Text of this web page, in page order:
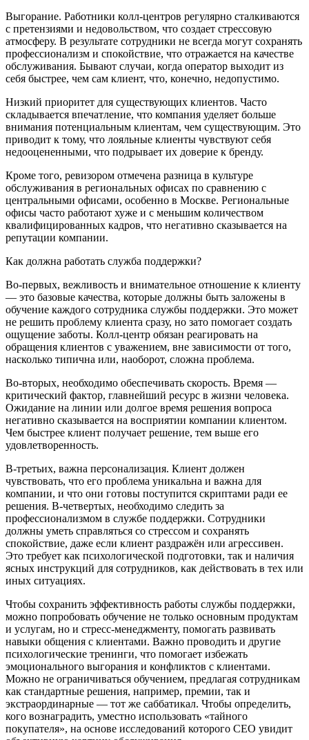
Выгорание. Работники колл-центров регулярно сталкиваются
с претензиями и недовольством, что создает стрессовую
атмосферу. В результате сотрудники не всегда могут сохранять
профессионализм и спокойствие, что отражается на качестве
обслуживания. Бывают случаи, когда оператор выходит из
себя быстрее, чем сам клиент, что, конечно, недопустимо.
Низкий приоритет для существующих клиентов. Часто
складывается впечатление, что компания уделяет больше
внимания потенциальным клиентам, чем существующим. Это
приводит к тому, что лояльные клиенты чувствуют себя
недооцененными, что подрывает их доверие к бренду.
Кроме того, ревизором отмечена разница в культуре
обслуживания в региональных офисах по сравнению с
центральными офисами, особенно в Москве. Региональные
офисы часто работают хуже и с меньшим количеством
квалифицированных кадров, что негативно сказывается на
репутации компании.
Как должна работать служба поддержки?
Во-первых, вежливость и внимательное отношение к клиенту
— это базовые качества, которые должны быть заложены в
обучение каждого сотрудника службы поддержки. Это может
не решить проблему клиента сразу, но зато помогает создать
ощущение заботы. Колл-центр обязан реагировать на
обращения клиентов с уважением, вне зависимости от того,
насколько типична или, наоборот, сложна проблема.
Во-вторых, необходимо обеспечивать скорость. Время —
критический фактор, главнейший ресурс в жизни человека.
Ожидание на линии или долгое время решения вопроса
негативно сказывается на восприятии компании клиентом.
Чем быстрее клиент получает решение, тем выше его
удовлетворенность.
В-третьих, важна персонализация. Клиент должен
чувствовать, что его проблема уникальна и важна для
компании, и что они готовы поступится скриптами ради ее
решения. В-четвертых, необходимо следить за
профессионализмом в службе поддержки. Сотрудники
должны уметь справляться со стрессом и сохранять
спокойствие, даже если клиент раздражён или агрессивен.
Это требует как психологической подготовки, так и наличия
ясных инструкций для сотрудников, как действовать в тех или
иных ситуациях.
Чтобы сохранить эффективность работы службы поддержки,
можно попробовать обучение не только основным продуктам
и услугам, но и стресс-менеджменту, помогать развивать
навыки общения с клиентами. Важно проводить и другие
психологические тренинги, что помогает избежать
эмоционального выгорания и конфликтов с клиентами.
Можно не ограничиваться обучением, предлагая сотрудникам
как стандартные решения, например, премии, так и
экстраординарные — тот же саббатикал. Чтобы определить,
кого вознаградить, уместно использовать «тайного
покупателя», на основе исследований которого CEO увидит